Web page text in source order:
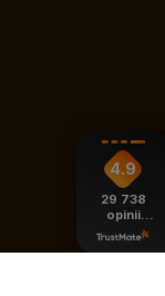
4.9
29 738
opinii
z całego